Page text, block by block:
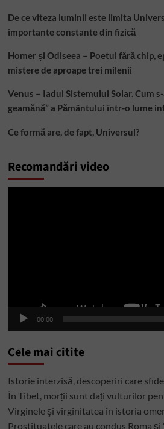
De ce viteza luminii este limita
importante constante din fizică
Homer și Odiseea – Poetul fără chip,
mistere de aproape trei milenii
Venus – Iadul Sistemului Solar. Cum
geamănă” a Pământului într-o lume
Ce formă are, de fapt, Universul?
Recomandări video
00:00
Cele mai citite
Istorie interzisă, descoperiri care
În Tibet, morții sunt dați vulturilor
Virginele şi virginitatea în istoria
Prostituatele care au condus Roma și